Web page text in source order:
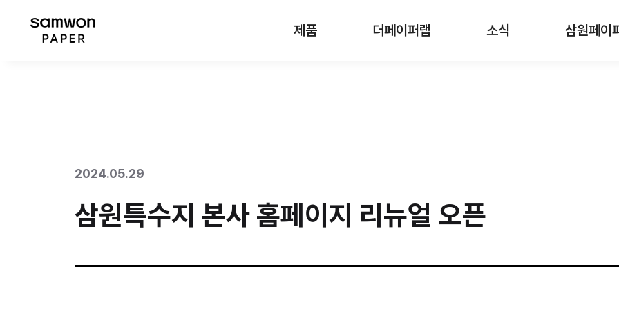
제품 더페이퍼랩 소식 삼원페이
2024.05.29
삼원특수지 본사 홈페이지 리뉴얼 오픈